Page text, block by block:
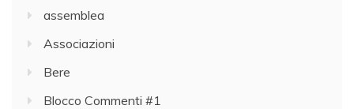
assemblea
Associazioni
Bere
Blocco Commenti #1